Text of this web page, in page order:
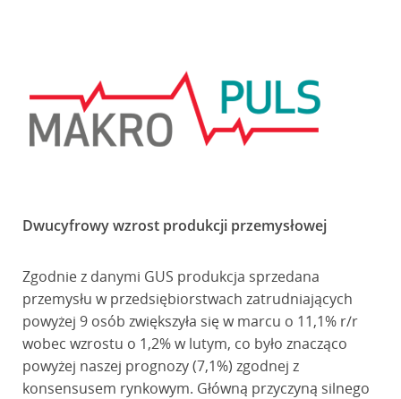
Dwucyfrowy wzrost produkcji przemysłowej
Zgodnie z danymi GUS produkcja sprzedana
przemysłu w przedsiębiorstwach zatrudniających
powyżej 9 osób zwiększyła się w marcu o 11,1% r/r
wobec wzrostu o 1,2% w lutym, co było znacząco
powyżej naszej prognozy (7,1%) zgodnej z
konsensusem rynkowym. Główną przyczyną silnego